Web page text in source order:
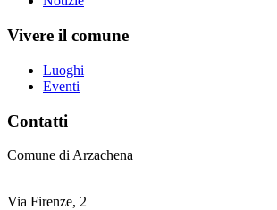
Vivere il comune
Luoghi
Eventi
Contatti
Comune di Arzachena
Via Firenze, 2